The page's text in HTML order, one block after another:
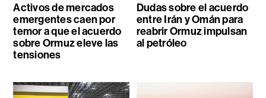
Activos de mercados
emergentes caen por
temor a que el acuerdo
sobre Ormuz eleve las
tensiones
Dudas sobre el acuerdo
entre Irán y Omán para
reabrir Ormuz impulsan
al petróleo